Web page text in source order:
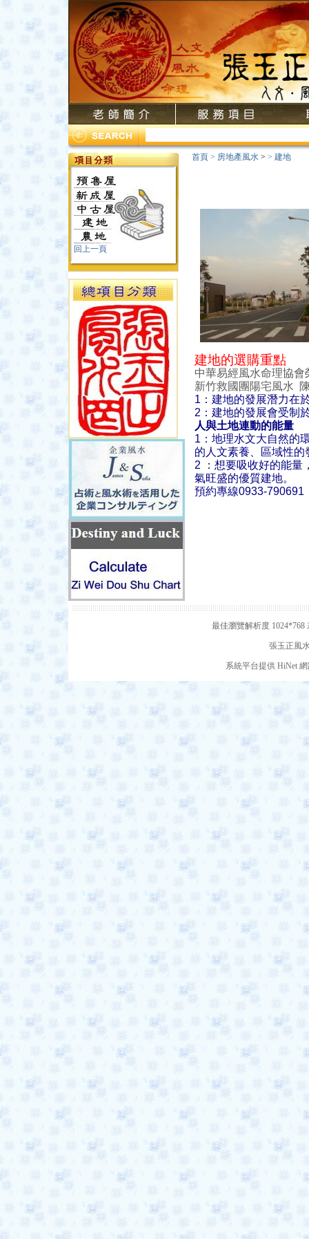
回上一頁
首頁 > 房地產風水 > > 建地
建地的選購重點
中華易經風水命理協會
新竹救國團陽宅風水
1：建地的發展潛力在
2：建地的發展會受制
人與土地連動的能量
1：地理水文大自然的
的人文素養、區域性的
2 ：想要吸收好的能量
氣旺盛的優質建地。
預約專線0933-
最佳瀏覽解析度
張玉正風
系統平台提供 HiNet